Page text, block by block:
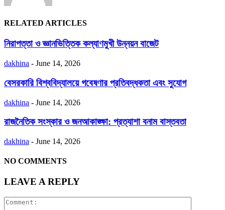
RELATED ARTICLES
নিরাপত্তা ও জ্ঞানভিত্তিক কল্যাণমুখী উন্নয়ন বাজেট
dakhina - June 14, 2026
বেসরকারি বিশ্ববিদ্যালয়ে গবেষণার প্রতিবদ্ধকতা এবং সুযোগ
dakhina - June 14, 2026
রাজনৈতিক সংস্কার ও জনআকাঙ্ক্ষা: প্রত্যাশা বনাম বাস্তবতা
dakhina - June 14, 2026
NO COMMENTS
LEAVE A REPLY